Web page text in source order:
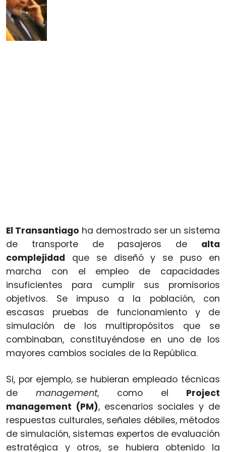
El Transantiago ha demostrado ser un sistema
de transporte de pasajeros de alta
complejidad que se diseñó y se puso en
marcha con el empleo de capacidades
insuficientes para cumplir sus promisorios
objetivos. Se impuso a la población, con
escasas pruebas de funcionamiento y de
simulación de los multipropósitos que se
combinaban, constituyéndose en uno de los
mayores cambios sociales de la República.
Si, por ejemplo, se hubieran empleado técnicas
de management, como el Project
management (PM), escenarios sociales y de
respuestas culturales, señales débiles, métodos
de simulación, sistemas expertos de evaluación
estratégica y otros, se hubiera obtenido la